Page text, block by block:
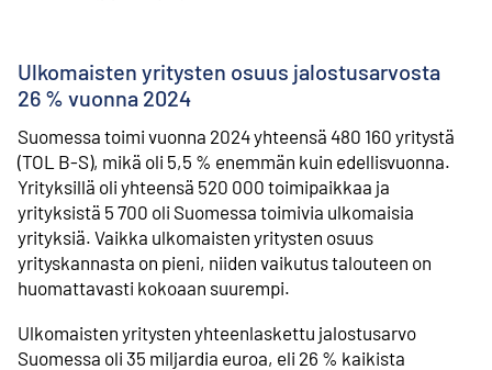
Ulkomaisten yritysten osuus jalostusarvosta
26 % vuonna 2024
Suomessa toimi vuonna 2024 yhteensä 480 160 yritystä
(TOL B-S), mikä oli 5,5 % enemmän kuin edellisvuonna.
Yrityksillä oli yhteensä 520 000 toimipaikkaa ja
yrityksistä 5 700 oli Suomessa toimivia ulkomaisia
yrityksiä. Vaikka ulkomaisten yritysten osuus
yrityskannasta on pieni, niiden vaikutus talouteen on
huomattavasti kokoaan suurempi.
Ulkomaisten yritysten yhteenlaskettu jalostusarvo
Suomessa oli 35 miljardia euroa, eli 26 % kaikista